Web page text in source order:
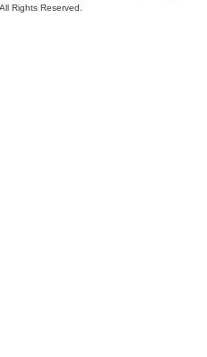
Rights Reserved.